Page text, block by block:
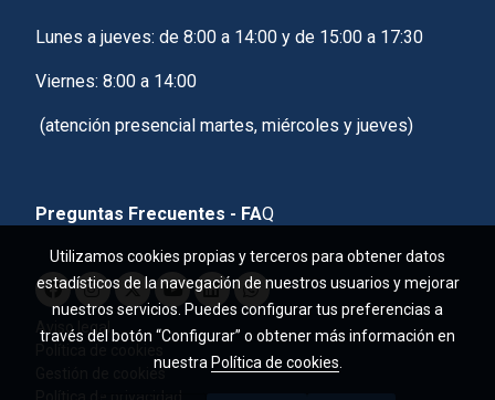
Lunes a jueves: de 8:00 a 14:00 y de 15:00 a 17:30
Viernes: 8:00 a 14:00
(atención presencial martes, miércoles y jueves)
Preguntas Frecuentes - FAQ
Aviso legal
Gestión de cookies
Utilizamos cookies propias y terceros para obtener datos
estadísticos de la navegación de nuestros usuarios y mejorar
nuestros servicios. Puedes configurar tus preferencias a
través del botón “Configurar” o obtener más información en
nuestra Política de cookies